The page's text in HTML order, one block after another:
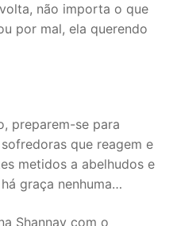
não importa o que
por mal, ela querendo
preparem-se para
que reagem e
metidos a abelhudos e
graça nenhuma…
Shannay com o